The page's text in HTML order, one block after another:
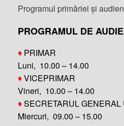
Programul primăriei și
PROGRAMUL DE
♦ PRIMAR
Luni, 10.00 – 14.00
♦VICEPRIMAR
Vineri, 10.00 – 14.00
♦SECRETARUL GENERAL
Miercuri, 09.00 – 15.00